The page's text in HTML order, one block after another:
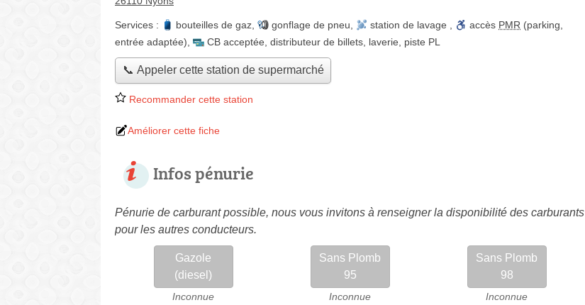
Services : bouteilles de gaz gonflage de pneu station de lavage accès PMR (parking,
entrée adaptée)
CB acceptée distributeur de billets laverie piste PL
📞 Appeler cette station de supermarché
Recommander cette station
Améliorer cette fiche
Infos pénurie
Pénurie de carburant possible, nous vous invitons à renseigner la disponibilité des carburants
pour les autres conducteurs.
Gazole
(diesel)
Inconnue
Sans Plomb
95
Inconnue
Sans Plomb
98
Inconnue